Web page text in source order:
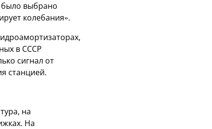
было выбрано
колебания».
в СССР
сигнал от
станцией.
на
На